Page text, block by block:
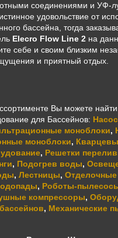
соединениями и УФ-
удовольствие от
бассейна, тогда
Elecro Flow Line 2 на
себе и своим близким
и приятный отдых.
Вы можете
для Бассейнов:
моноблоки,
моноблоки,
, Решетки
, Подогрев воды,
, Лестницы,
, Роботы-
компрессоры,
, Механические